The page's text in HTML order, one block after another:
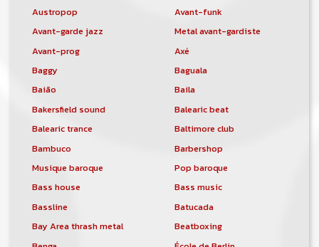
Austropop
Avant-funk
Avant-garde jazz
Metal avant-gardiste
Avant-prog
Axé
Baggy
Baguala
Baião
Baila
Bakersfield sound
Balearic beat
Balearic trance
Baltimore club
Bambuco
Barbershop
Musique baroque
Pop baroque
Bass house
Bass music
Bassline
Batucada
Bay Area thrash metal
Beatboxing